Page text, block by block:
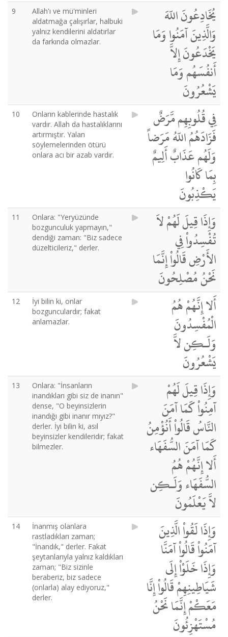
9
Allah'ı ve mü'minleri
aldatmağa çalışırlar, halbuki
yalnız kendilerini aldatırlar
da farkında olmazlar.
يُخَادِعُونَ اللّهَ
وَالَّذِينَ آمَنُوا وَمَا
يَخْدَعُونَ إِلاَّ
أَنفُسَهُم وَمَا
يَشْعُرُونَ
10
Onların kablerinde hastalık
vardır. Allah da hastalıklarını
artırmıştır. Yalan
söylemelerinden ötürü
onlara acı bir azab vardır.
فِي قُلُوبِهِم مَّرَضٌ
فَزَادَهُمُ اللّهُ مَرَضاً
وَلَهُم عَذَابٌ أَلِيمٌ
بِمَا كَانُوا
يَكْذِبُونَ
11
Onlara: "Yeryüzünde
bozgunculuk yapmayın,"
dendiği zaman: "Biz sadece
düzelticileriz," derler.
وَإِذَا قِيلَ لَهُمْ لاَ
تُفْسِدُواْ فِي
الأَرْضِ قَالُواْ إِنَّمَا
نَحْنُ مُصْلِحُونَ
12
İyi bilin ki, onlar
bozgunculardır; fakat
anlamazlar.
أَلا إِنَّهُمْ هُمُ
الْمُفْسِدُونَ
وَلَـكِن لاَّ
يَشْعُرُونَ
13
Onlara: "İnsanların
inandıkları gibi siz de inanın"
dense, "O beyinsizlerin
inandığı gibi inanır mıyız?"
derler. İyi bilin ki, asıl
beyinsizler kendileridir; fakat
bilmezler.
وَإِذَا قِيلَ لَهُمْ
آمِنُواْ كَمَا آمَنَ
النَّاسُ قَالُواْ أَنُؤْمِنُ
كَمَا آمَنَ السُّفَهَاء
أَلا إِنَّهُمْ هُمُ
السُّفَهَاء وَلَـكِن
لاَّ يَعْلَمُونَ
14
İnanmış olanlara
rastladıkları zaman;
"İnandık," derler. Fakat
şeytanlarıyla yalnız kaldıkları
zaman; "Biz sizinle
beraberiz, biz sadece
(onlarla) alay ediyoruz,"
derler.
وَإِذَا لَقُواْ الَّذِينَ
آمَنُواْ قَالُواْ آمَنَّا
وَإِذَا خَلَوْاْ إِلَى
شَيَاطِينِهِمْ قَالُواْ إِنَّا
مَعَكْمْ إِنَّمَا نَحْنُ
مُسْتَهْزِئُونَ